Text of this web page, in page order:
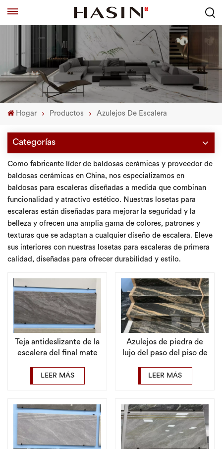
Hogar Productos Azulejos De Escalera
Categorías
Como fabricante líder de baldosas cerámicas y proveedor de
baldosas cerámicas en China, nos especializamos en
baldosas para escaleras diseñadas a medida que combinan
funcionalidad y atractivo estético. Nuestras losetas para
escaleras están diseñadas para mejorar la seguridad y la
belleza y ofrecen una amplia gama de colores, patrones y
texturas que se adaptan a cualquier diseño de escalera. Eleve
sus interiores con nuestras losetas para escaleras de primera
calidad, diseñadas para ofrecer durabilidad y estilo.
Teja antideslizante de la
escalera del final mate
del diseño de lujo
LEER MÁS
Azulejos de piedra de
lujo del paso del piso de
porcelana del moldeado
de una sola pieza del
LEER MÁS